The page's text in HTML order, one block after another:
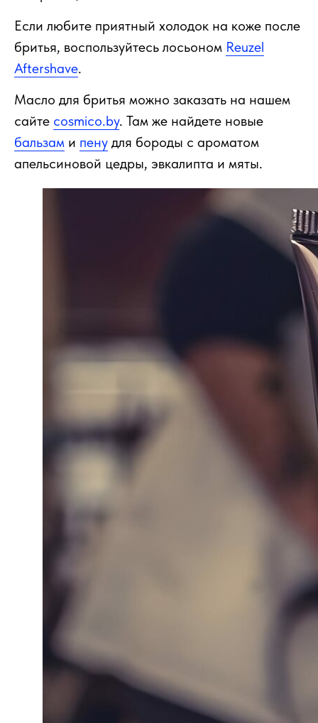
Если любите приятный холодок на коже после
бритья, воспользуйтесь лосьоном Reuzel
Aftershave.
Масло для бритья можно заказать на нашем
сайте сosmico.by. Там же найдете новые
бальзам и пену для бороды с ароматом
апельсиновой цедры, эвкалипта и мяты.